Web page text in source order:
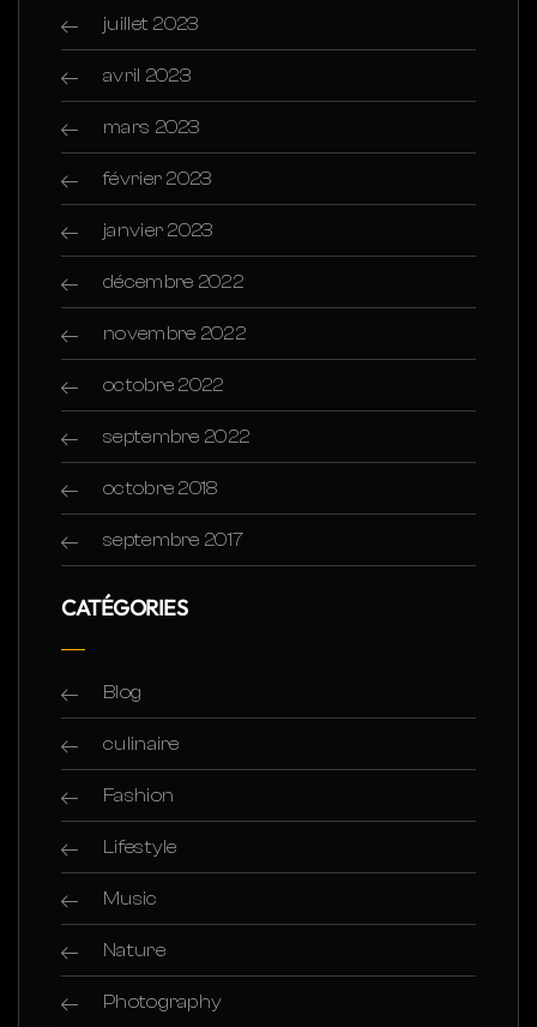
juillet 2023
avril 2023
mars 2023
février 2023
janvier 2023
décembre 2022
novembre 2022
octobre 2022
septembre 2022
octobre 2018
septembre 2017
CATÉGORIES
Blog
culinaire
Fashion
Lifestyle
Music
Nature
Photography